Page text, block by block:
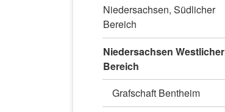
Niedersachsen, Südlicher
Bereich
Niedersachsen Westlicher
Bereich
Grafschaft Bentheim